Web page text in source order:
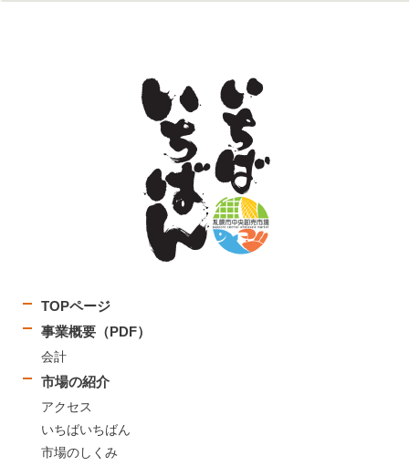
TOPページ
事業概要（PDF）
会計
市場の紹介
アクセス
いちばいちばん
市場のしくみ